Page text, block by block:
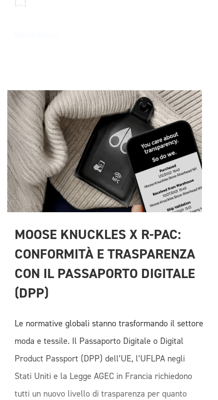
[...]
MOOSE KNUCKLES X R-PAC:
CONFORMITÀ E TRASPARENZA
CON IL PASSAPORTO DIGITALE
(DPP)
Le normative globali stanno trasformando il settore
moda e tessile. Il Passaporto Digitale o Digital
Product Passport (DPP) dell’UE, l’UFLPA negli
Stati Uniti e la Legge AGEC in Francia richiedono
tutti un nuovo livello di trasparenza per quanto